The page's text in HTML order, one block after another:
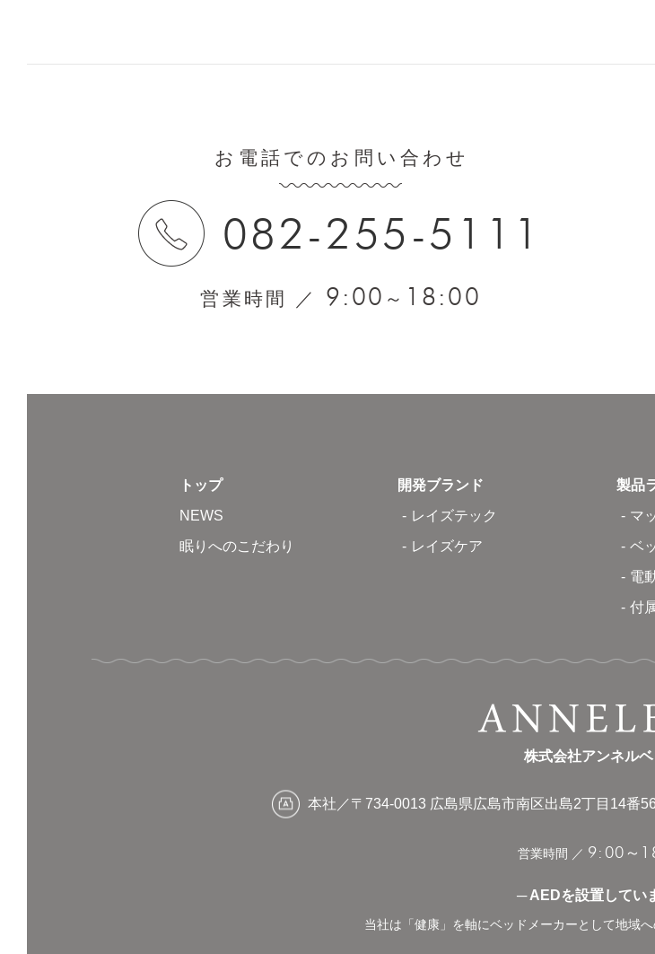
お電話でのお問い合わせ
082-255-5111
営業時間 ／ 9:00 ～ 18:00
トップ
NEWS
眠りへのこだわり
開発ブランド
レイズテック
レイズケア
製品
マ
ベ
電
付
株式会社アンネル
本社／〒734-0013 広島県広島市南区出島2丁目14番
営業時間 ／ 9:00 ～
─ AEDを設置してい
当社は「健康」を軸にベッドメーカーとして地域